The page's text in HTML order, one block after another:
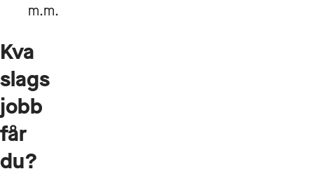
m.m.
Kva
slags
jobb
får
du?